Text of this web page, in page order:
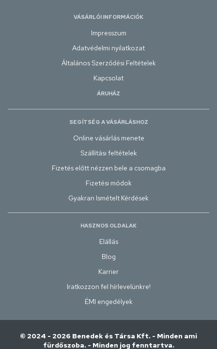
VÁSÁRLÓI INFORMÁCIÓK
Impresszum
Adatvédelmi nyilatkozat
Általános Szerződési Feltételek
Kapcsolat
ÁRUHÁZ
SEGÍTSÉG A VÁSÁRLÁSHOZ
Online vásárlás menete
Szállítási feltételek
Fizetés előtt nézzen bele a csomagba
Fizetési módok
Gyakran Ismételt Kérdések
HASZNOS OLDALAK
Elállás
Blog
Karrier
Iratkozzon fel hírlevelünkre!
ÉMI engedélyek
© 2024 - 2026 Benedek és Társa Kft. - Minden ami
fürdőszoba. - Minden jog fenntartva.